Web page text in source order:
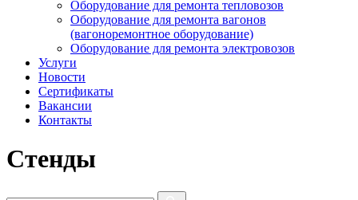
Оборудование для ремонта тепловозов
Оборудование для ремонта вагонов
(вагоноремонтное оборудование)
Оборудование для ремонта электровозов
Услуги
Новости
Сертификаты
Вакансии
Контакты
Стенды